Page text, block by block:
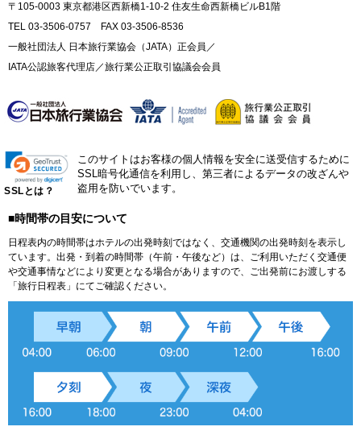
〒105-0003 東京都港区西新橋1-10-2 住友生命西新橋ビルB1階
TEL 03-3506-0757 FAX 03-3506-8536
一般社団法人 日本旅行業協会（JATA）正会員／
IATA公認旅客代理店／旅行業公正取引協議会会員
SSLとは？
このサイトはお客様の個人情報を安全に送受信するために
SSL暗号化通信を利用し、第三者によるデータの改ざんや
盗用を防いでいます。
■時間帯の目安について
日程表内の時間帯はホテルの出発時刻ではなく、交通機関の出発時刻を表示し
ています。出発・到着の時間帯（午前・午後など）は、ご利用いただく交通便
や交通事情などにより変更となる場合がありますので、ご出発前にお渡しする
「旅行日程表」にてご確認ください。